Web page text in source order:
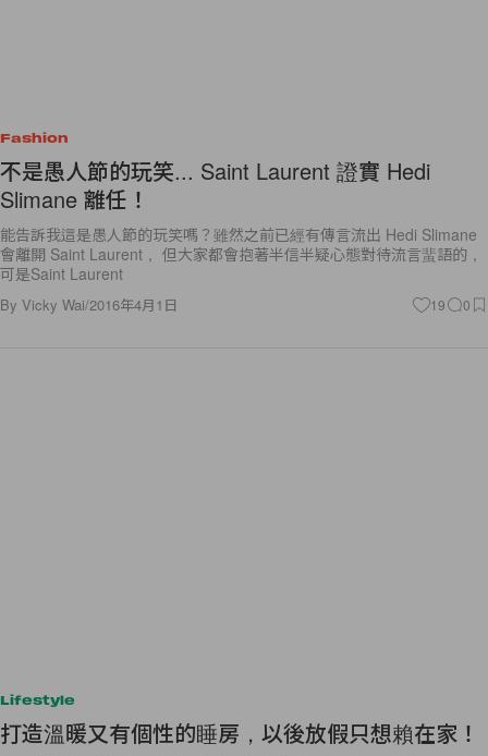
Fashion
不是愚人節的玩笑... Saint Laurent 證實 Hedi
Slimane 離任！
能告訴我這是愚人節的玩笑嗎？雖然之前已經有傳言流出 Hedi Slimane
會離開 Saint Laurent， 但大家都會抱著半信半疑心態對待流言蜚語的，
可是Saint Laurent
By Vicky Wai/2016年4月1日 19 0
Lifestyle
打造溫暖又有個性的睡房，以後放假只想賴在家！